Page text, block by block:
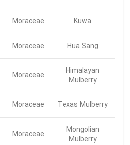
Kuwa
Moraceae
Hua Sang
Moraceae
Himalayan
Mulberry
Moraceae
Texas Mulberry
Moraceae
Mongolian
Mulberry
Moraceae